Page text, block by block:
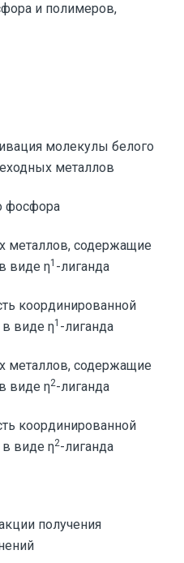
и полимеров,
молекулы белого
металлов
фосфора
металлов, содержащие
виде η1 -лиганда
координированной
виде η1 -лиганда
металлов, содержащие
виде η2-лиганда
координированной
виде η2-лиганда
получения